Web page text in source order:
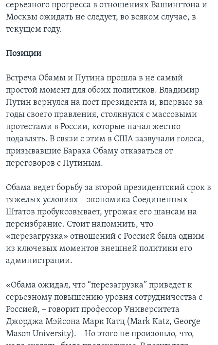
серьезного прогресса в отношениях Вашингтона и
Москвы ожидать не следует, во всяком случае, в
текущем году.
Позиции
Встреча Обамы и Путина прошла в не самый
простой момент для обоих политиков. Владимир
Путин вернулся на пост президента и, впервые за
годы своего правления, столкнулся с массовыми
протестами в России, которые начал жестко
подавлять. В связи с этим в США зазвучали голоса,
призывавшие Барака Обаму отказаться от
переговоров с Путиным.
Обама ведет борьбу за второй президентский срок в
тяжелых условиях – экономика Соединенных
Штатов пробуксовывает, угрожая его шансам на
переизбрание. Стоит напомнить, что
«перезагрузка» отношений с Россией была одним
из ключевых моментов внешней политики его
администрации.
«Обама ожидал, что “перезагрузка” приведет к
серьезному повышению уровня сотрудничества с
Россией, – говорит профессор Университета
Джорджа Мэйсона Марк Катц (Mark Katz, George
Mason University). – Но этого не произошло, что,